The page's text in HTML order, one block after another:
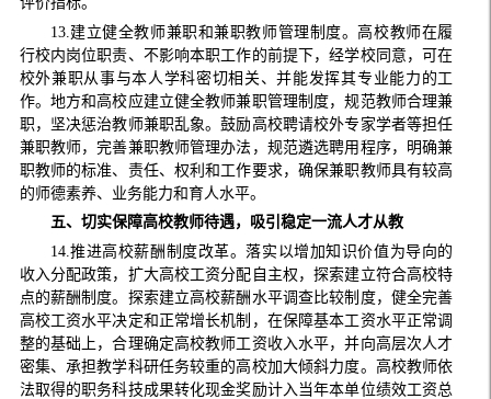
13.建立健全教师兼职和兼职教师管理制度。高校教师在履
行校内岗位职责、不影响本职工作的前提下，经学校同意，可在
校外兼职从事与本人学科密切相关、并能发挥其专业能力的工
作。地方和高校应建立健全教师兼职管理制度，规范教师合理兼
职，坚决惩治教师兼职乱象。鼓励高校聘请校外专家学者等担任
兼职教师，完善兼职教师管理办法，规范遴选聘用程序，明确兼
职教师的标准、责任、权利和工作要求，确保兼职教师具有较高
的师德素养、业务能力和育人水平。
五、切实保障高校教师待遇，吸引稳定一流人才从教
14.推进高校薪酬制度改革。落实以增加知识价值为导向的
收入分配政策，扩大高校工资分配自主权，探索建立符合高校特
点的薪酬制度。探索建立高校薪酬水平调查比较制度，健全完善
高校工资水平决定和正常增长机制，在保障基本工资水平正常调
整的基础上，合理确定高校教师工资收入水平，并向高层次人才
密集、承担教学科研任务较重的高校加大倾斜力度。高校教师依
法取得的职务科技成果转化现金奖励计入当年本单位绩效工资总